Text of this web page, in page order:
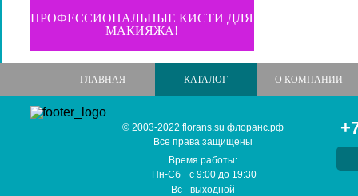
ПРОФЕССИОНАЛЬНЫЕ КИСТИ ДЛЯ
МАКИЯЖА!
ГЛАВНАЯ КАТАЛОГ О КОМПАНИИ
© 2003-2022 florans.su флоранс.рф
Все права защищены
Время работы:
Пн-Сб
с9:00 до 19:30
Вс - выходной